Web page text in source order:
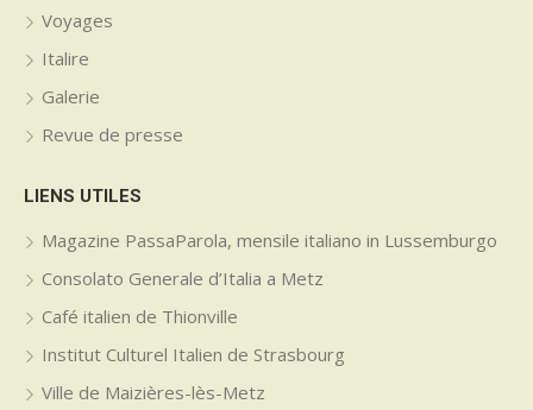
Voyages
Italire
Galerie
Revue de presse
LIENS UTILES
Magazine PassaParola, mensile italiano in Lussemburgo
Consolato Generale d’Italia a Metz
Café italien de Thionville
Institut Culturel Italien de Strasbourg
Ville de Maizières-lès-Metz